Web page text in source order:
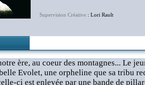
Supervision Créative : Lori Rault
ère, au coeur des montagnes... Le
Evolet, une orpheline que sa tribu
ci est enlevée par une bande de